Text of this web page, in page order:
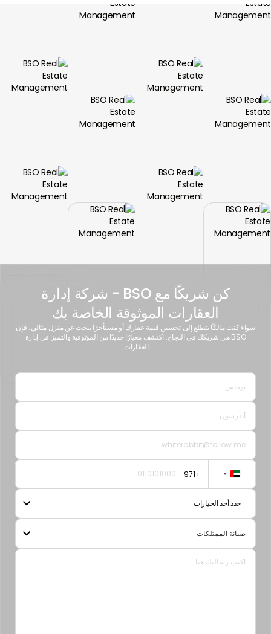
كن شريكًا مع BSO - شركة إدارة
العقارات الموثوقة الخاصة بك
سواء كنت مالكًا يتطلع إلى تحسين قيمة عقارك أو مستأجرًا يبحث عن منزل مثالي، فإن
BSO هي شريكك في النجاح. اكتشف معيارًا جديدًا من الموثوقية والتميز في إدارة
العقارات.
United
Arab
Emirates
+971
+971
حدد أحد الخيارات 
